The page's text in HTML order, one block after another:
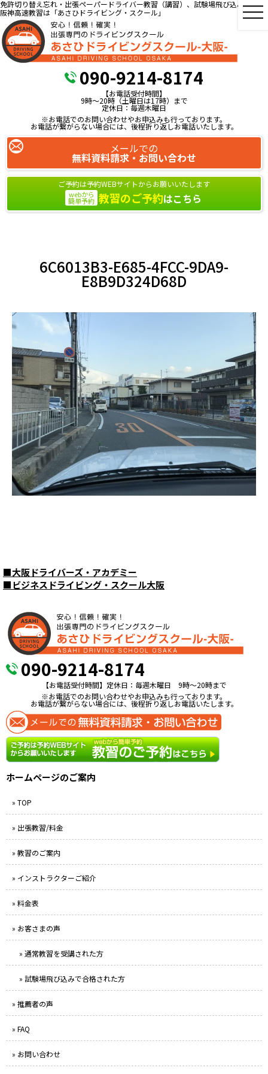
免許切り替え忘れ・出張ペーパードライバー教習（講習）、試験場飛び込み教習、
阪神高速教習は「あさひドライビング・スクール」
090-9214-8174
【お電話受付時間】
9時～20時（土曜日は17時）まで
定休日：毎週木曜日
※お電話でのお問い合わせやお申込みも行っております。
お電話が繋がらない場合には、後程折り返しお電話いたします。
メールでの
無料資料請求・お問い合わせ
ご予約は予約WEBサイトからお願いいたします
webから
簡単予約 教習のご予約はこちら
6C6013B3-E685-4FCC-9DA9-
E8B9D324D68D
■大阪ドライバーズ・アカデミー
■ビジネスドライビング・スクール大阪
090-9214-8174
【お電話受付時間】定休日：毎週木曜日 9時〜20時まで
※お電話でのお問い合わせやお申込みも行っております。
お電話が繋がらない場合には、後程折り返しお電話いたします。
ホームページのご案内
» TOP
» 出張教習/料金
» 教習のご案内
» インストラクターご紹介
» 料金表
» お客さまの声
» 通常教習を受講された方
» 試験場飛び込みで合格された方
» 推薦者の声
» FAQ
» お問い合わせ